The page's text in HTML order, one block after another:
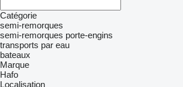
Catégorie
semi-remorques
semi-remorques porte-engins
transports par eau
bateaux
Marque
Hafo
Localisation